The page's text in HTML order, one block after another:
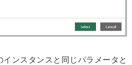
インスタンスと同じパラメータと